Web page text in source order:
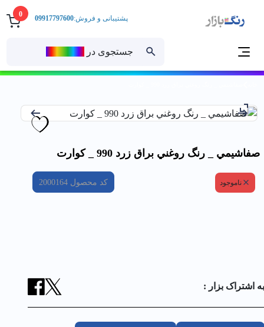
0
جستجوی در
پشتیبانی و فروش:09917797600
صفاشيمي _ رنگ روغني براق زرد 990 _ كوارت
ناموجود کد محصول 2000164
به اشتراک بزار :